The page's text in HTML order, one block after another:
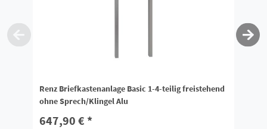
Renz Briefkastenanlage Basic 1-4-teilig freistehend
ohne Sprech/Klingel Alu
647,90 € *